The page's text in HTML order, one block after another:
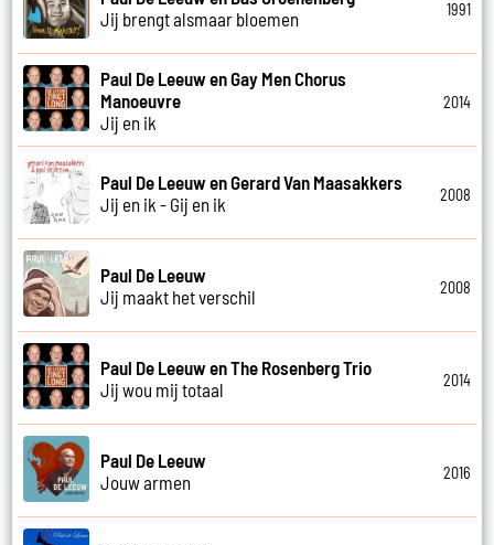
Jij brengt alsmaar bloemen
1991
Paul De Leeuw en Gay Men Chorus
Manoeuvre
Jij en ik
2014
Paul De Leeuw en Gerard Van Maasakkers
Jij en ik - Gij en ik
2008
Paul De Leeuw
Jij maakt het verschil
2008
Paul De Leeuw en The Rosenberg Trio
Jij wou mij totaal
2014
Paul De Leeuw
Jouw armen
2016